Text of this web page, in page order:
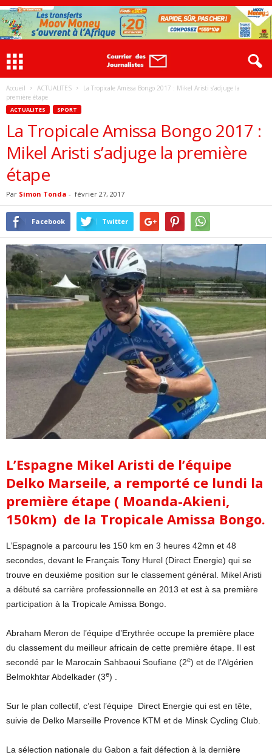
Accueil ACTUALITES
La Tropicale Amissa Bongo 2017 : Mikel Aristi s’adjuge la
première étape
ACTUALITES SPORT
La Tropicale Amissa Bongo 2017 :
Mikel Aristi s’adjuge la première
étape
Par Simon Tonda - février 27, 2017
Facebook Twitter
L’Espagne Mikel Aristi de l’équipe
Delko Marseile, a remporté ce lundi la
première étape ( Moanda-Akieni,
150km) de la Tropicale Amissa Bongo.
L’Espagnole a parcouru les 150 km en 3 heures 42mn et 48
secondes, devant le Français Tony Hurel (Direct Energie) qui se
trouve en deuxième position sur le classement général. Mikel Aristi
a débuté sa carrière professionnelle en 2013 et est à sa première
participation à la Tropicale Amissa Bongo.
Abraham Meron de l’équipe d’Erythrée occupe la première place
du classement du meilleur africain de cette première étape. Il est
secondé par le Marocain Sahbaoui Soufiane (2e) et de l’Algérien
Belmokhtar Abdelkader (3e) .
Sur le plan collectif, c’est l’équipe Direct Energie qui est en tête,
suivie de Delko Marseille Provence KTM et de Minsk Cycling Club.
La sélection nationale du Gabon a fait défection à la dernière